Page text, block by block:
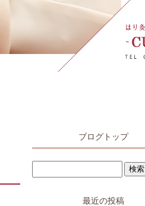
ブログトップ
最近の投稿